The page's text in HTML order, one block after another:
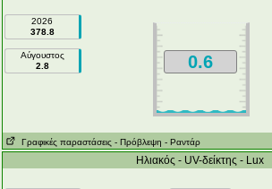
2026
378.8
Αύγουστος
2.8
0.6
Γραφικές παραστάσεις - Πρόβλεψη - Ραντάρ
Ηλιακός - UV-δείκτης - Lux